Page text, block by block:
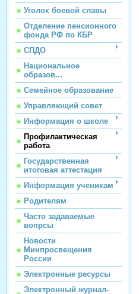
Уголок боевой славы
Отделение пенсионного
фонда РФ по КБР
СПДО
Национальное
образов...
Семейное образование
Управляющий совет
Информация о школе
Профилактическая
работа
Государственная
итоговая аттестация
Информация ученикам
Родителям
Часто задаваемые
вопрсы
Новости
Минпросвещения
России
Электронные ресурсы
Электронный журнал-